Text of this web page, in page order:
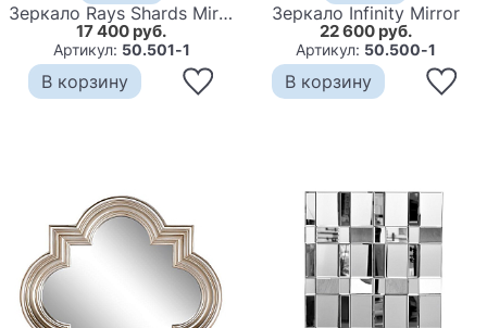
Зеркало Rays Shards Mirror
17 400 руб.
Артикул: 50.501-1
В корзину
Зеркало Infinity Mirror
22 600 руб.
Артикул: 50.500-1
В корзину